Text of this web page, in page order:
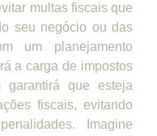
multas fiscais que
seu negócio ou das
um planejamento
a carga de impostos
que esteja
fiscais, evitando
Imagine